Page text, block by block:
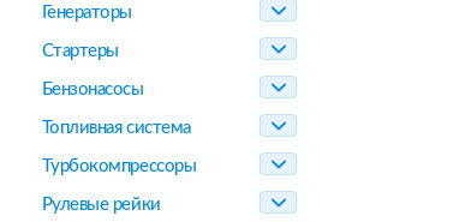
Генераторы
Стартеры
Бензонасосы
Топливная система
Турбокомпрессоры
Рулевые рейки